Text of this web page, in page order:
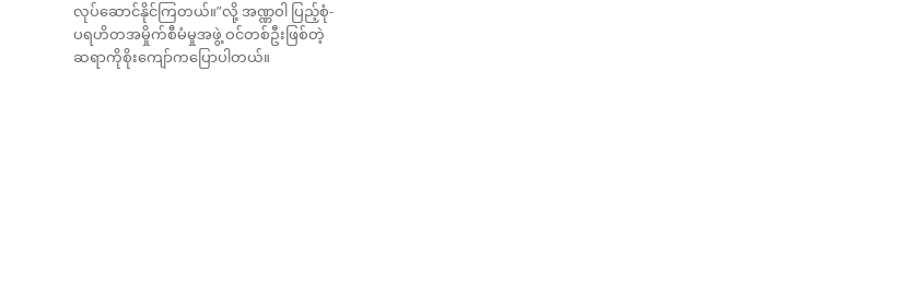
လုပ်ဆောင်နိုင်ကြတယ်။”လို့ အဏ္ဏဝါ ပြည့်စုံ-
ပရဟိတအမှိုက်စီမံမှုအဖွဲ့ ဝင်တစ်ဦးဖြစ်တဲ့
ဆရာကိုစိုးကျော်ကပြောပါတယ်။